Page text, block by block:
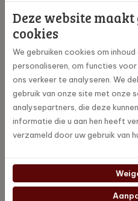
Hogedrukpomp, 15 bar
Doorloopsysteem
Aroma-beschermdeksel
Compatibel met J.O.E.®
Producten opslaan,
Deze website
cookies
We gebruiken cookies om
personaliseren, om functies
ons verkeer te analyseren. We
gebruik van onze site met onze
analysepartners, die deze
informatie die u aan hen heeft
verzameld door uw gebruik van